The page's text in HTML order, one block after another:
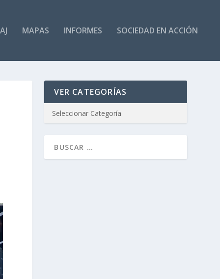
MAPAS INFORMES SOCIEDAD EN ACCIÓN
VER CATEGORÍAS